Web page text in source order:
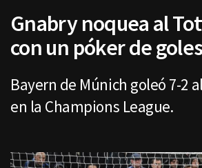
Gnabry noquea al
con un póker de goles
Bayern de Múnich goleó 7-2
en la Champions League.